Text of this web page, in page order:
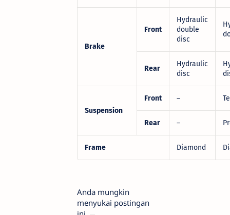
Brake
Front
Hydraulic
double
disc
Rear
Hydraulic
disc
Suspension
Front –
Rear –
Frame Diamond
Anda mungkin
menyukai postingan